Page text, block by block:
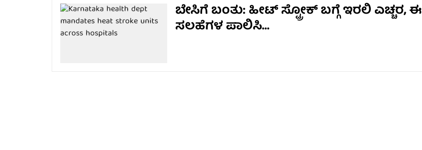
ಬೇಸಿಗೆ ಬಂತು: ಹೀಟ್ ಸ್ಟ್ರೋಕ್ ಬಗ್ಗೆ ಇರಲಿ ಎಚ್ಚರ, ಈ
ಸಲಹೆಗಳ ಪಾಲಿಸಿ...